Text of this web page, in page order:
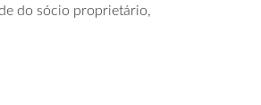
do sócio proprietário,